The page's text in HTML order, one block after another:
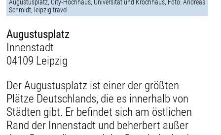
Augustusplatz, City-Hochhaus, Universität und Krochhaus, Foto: Andreas
Schmidt, leipzig.travel
Augustusplatz
Innenstadt
04109 Leipzig
Der Augustusplatz ist einer der größten
Plätze Deutschlands, die es innerhalb von
Städten gibt. Er befindet sich am östlichen
Rand der Innenstadt und beherbert außer